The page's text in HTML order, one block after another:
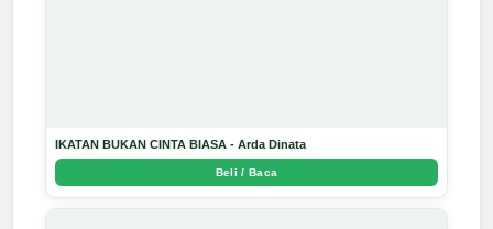
IKATAN BUKAN CINTA BIASA - Arda Dinata
Beli / Baca